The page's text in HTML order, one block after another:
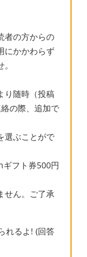
者の方からの
にかかわらず
り随時（投稿
の際、追加で
選ぶことがで
ギフト券500円
せん。ご了承
れるよ! (回答